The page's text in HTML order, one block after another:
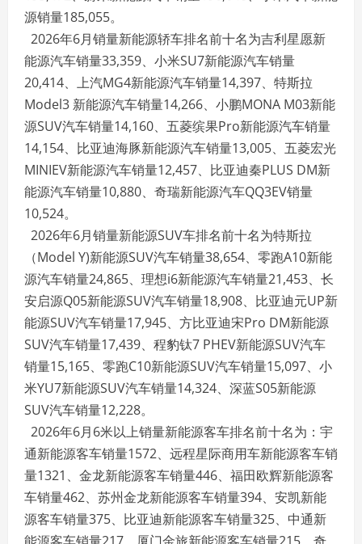
源销量185,055。
2026年6月销量新能源轿车排名前十名为吉利星愿新
能源汽车销量33,359、小米SU7新能源汽车销量
20,414、上汽MG4新能源汽车销量14,397、特斯拉
Model3 新能源汽车销量14,266、小鹏MONA M03新能
源SUV汽车销量14,160、五菱缤果Pro新能源汽车销量
14,154、比亚迪海豚新能源汽车销量13,005、五菱宏光
MINIEV新能源汽车销量12,457、比亚迪秦PLUS DM新
能源汽车销量10,880、奇瑞新能源汽车QQ3EV销量
10,524。
2026年6月销量新能源SUV车排名前十名为特斯拉
（Model Y)新能源SUV汽车销量38,654、零跑A10新能
源汽车销量24,865、理想i6新能源汽车销量21,453、长
安启源Q05新能源SUV汽车销量18,908、比亚迪元UP新
能源SUV汽车销量17,945、方比亚迪宋Pro DM新能源
SUV汽车销量17,439、程豹钛7 PHEV新能源SUV汽车
销量15,165、零跑C10新能源SUV汽车销量15,097、小
米YU7新能源SUV汽车销量14,324、深蓝S05新能源
SUV汽车销量12,228。
2026年6月6米以上销量新能源客车排名前十名为：宇
通新能源客车销量1572、远程星际商用车新能源客车销
量1321、金龙新能源客车销量446、福田欧辉新能源客
车销量462、苏州金龙新能源客车销量394、安凯新能
源客车销量375、比亚迪新能源客车销量325、中通新